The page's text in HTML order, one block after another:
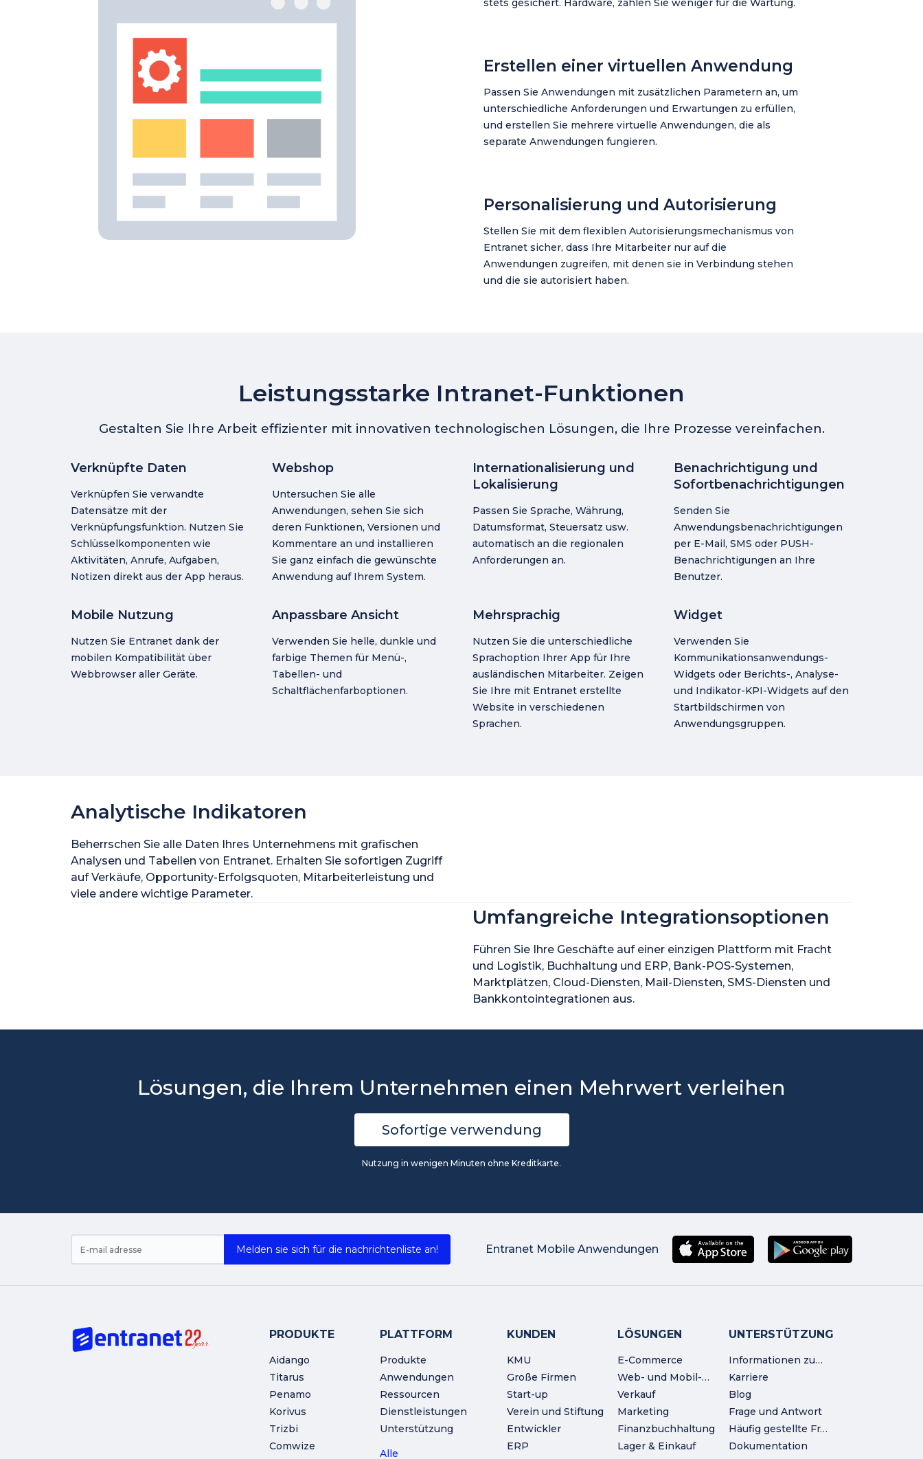
stets gesichert. Hardware, zahlen Sie weniger für die Wartung.
Erstellen einer virtuellen Anwendung
Passen Sie Anwendungen mit zusätzlichen Parametern an, um
unterschiedliche Anforderungen und Erwartungen zu erfüllen,
und erstellen Sie mehrere virtuelle Anwendungen, die als
separate Anwendungen fungieren.
Personalisierung und Autorisierung
Stellen Sie mit dem flexiblen Autorisierungsmechanismus von
Entranet sicher, dass Ihre Mitarbeiter nur auf die
Anwendungen zugreifen, mit denen sie in Verbindung stehen
und die sie autorisiert haben.
Leistungsstarke Intranet-Funktionen
Gestalten Sie Ihre Arbeit effizienter mit innovativen technologischen Lösungen, die Ihre Prozesse vereinfachen.
Verknüpfte Daten
Verknüpfen Sie verwandte
Datensätze mit der
Verknüpfungsfunktion. Nutzen Sie
Schlüsselkomponenten wie
Aktivitäten, Anrufe, Aufgaben,
Notizen direkt aus der App heraus.
Webshop
Untersuchen Sie alle
Anwendungen, sehen Sie sich
deren Funktionen, Versionen und
Kommentare an und installieren
Sie ganz einfach die gewünschte
Anwendung auf Ihrem System.
Internationalisierung und
Lokalisierung
Passen Sie Sprache, Währung,
Datumsformat, Steuersatz usw.
automatisch an die regionalen
Anforderungen an.
Benachrichtigung und
Sofortbenachrichtigungen
Senden Sie
Anwendungsbenachrichtigungen
per E-Mail, SMS oder PUSH-
Benachrichtigungen an Ihre
Benutzer.
Mobile Nutzung
Nutzen Sie Entranet dank der
mobilen Kompatibilität über
Webbrowser aller Geräte.
Anpassbare Ansicht
Verwenden Sie helle, dunkle und
farbige Themen für Menü-,
Tabellen- und
Schaltflächenfarboptionen.
Mehrsprachig
Nutzen Sie die unterschiedliche
Sprachoption Ihrer App für Ihre
ausländischen Mitarbeiter. Zeigen
Sie Ihre mit Entranet erstellte
Website in verschiedenen
Sprachen.
Widget
Verwenden Sie
Kommunikationsanwendungs-
Widgets oder Berichts-, Analyse-
und Indikator-KPI-Widgets auf den
Startbildschirmen von
Anwendungsgruppen.
Analytische Indikatoren
Beherrschen Sie alle Daten Ihres Unternehmens mit grafischen
Analysen und Tabellen von Entranet. Erhalten Sie sofortigen Zugriff
auf Verkäufe, Opportunity-Erfolgsquoten, Mitarbeiterleistung und
viele andere wichtige Parameter.
Umfangreiche Integrationsoptionen
Führen Sie Ihre Geschäfte auf einer einzigen Plattform mit Fracht
und Logistik, Buchhaltung und ERP, Bank-POS-Systemen,
Marktplätzen, Cloud-Diensten, Mail-Diensten, SMS-Diensten und
Bankkontointegrationen aus.
Lösungen, die Ihrem Unternehmen einen Mehrwert verleihen
Sofortige verwendung
Nutzung in wenigen Minuten ohne Kreditkarte.
Melden sie sich für die nachrichtenliste an! Entranet Mobile Anwendungen
PRODUKTE
Aidango
Titarus
Penamo
Korivus
Trizbi
Comwize
PLATTFORM
Produkte
Anwendungen
Ressourcen
Dienstleistungen
Unterstützung
Alle
KUNDEN
KMU
Große Firmen
Start-up
Verein und Stiftung
Entwickler
ERP
LÖSUNGEN
E-Commerce
Web- und Mobil-Workshop
Verkauf
Marketing
Finanzbuchhaltung
Lager & Einkauf
UNTERSTÜTZUNG
Informationen zum Unternehmen
Karriere
Blog
Frage und Antwort
Häufig gestellte Fragen
Dokumentation